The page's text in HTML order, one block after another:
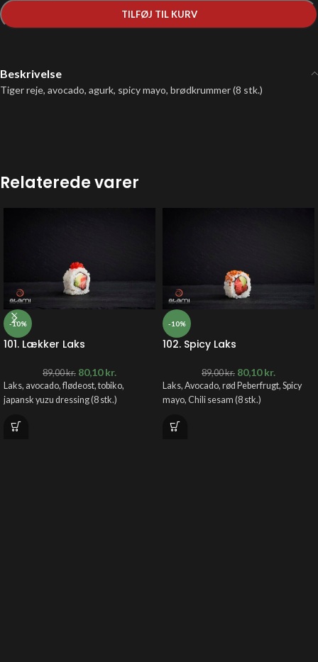
TILFØJ TIL KURV
Beskrivelse
Tiger reje, avocado, agurk, spicy mayo, brødkrummer (8 stk.)
Relaterede varer
-10%
101. Lækker Laks
89,00kr. 80,10kr.
Laks, avocado, flødeost, tobiko,
japansk yuzu dressing (8 stk.)
-10%
102. Spicy Laks
89,00kr. 80,10kr.
Laks, Avocado, rød Peberfrugt, Spicy
mayo, Chili sesam (8 stk.)